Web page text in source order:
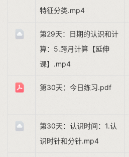
特征分类.mp4
第29天：日期的认识和计
算：5.跨月计算【延伸
课】.mp4
第30天：今日练习.pdf
第30天：认识时间：1.认
识时针和分针.mp4